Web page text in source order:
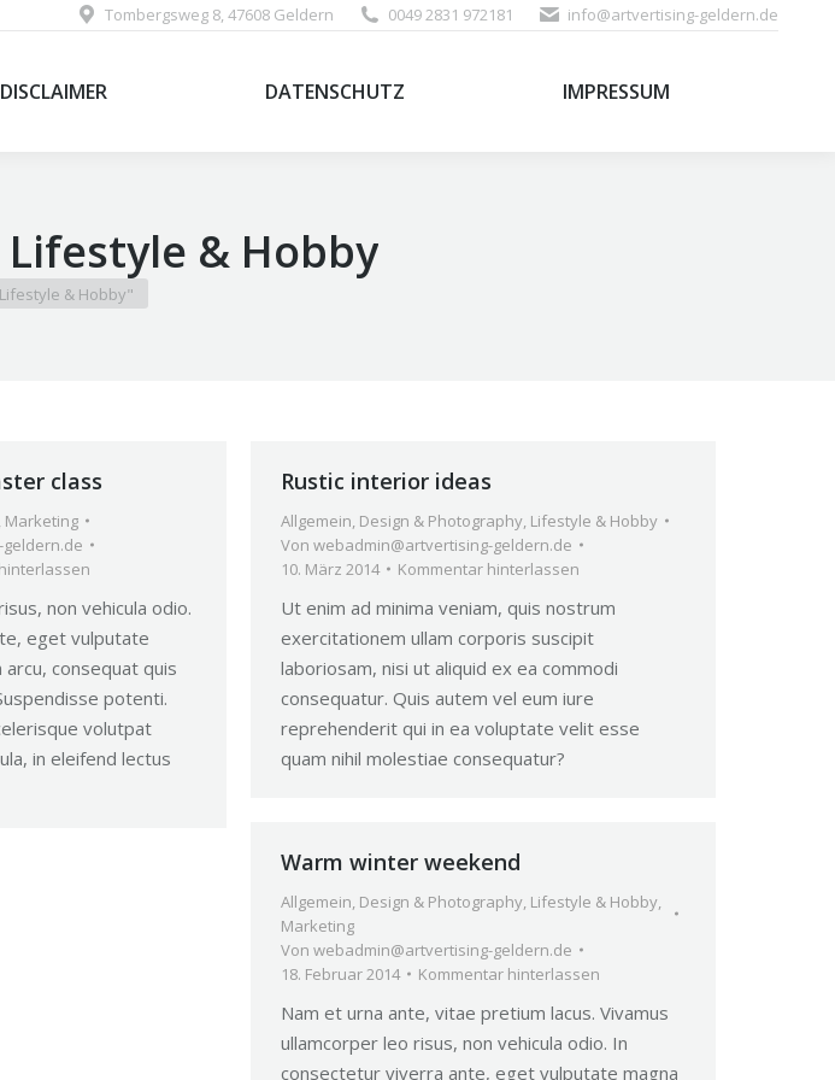
Tombergsweg 8, 47608 Geldern 0049 2831 972181 info@artvertising-geldern.de
DISCLAIMER DATENSCHUTZ IMPRESSUM
Lifestyle & Hobby
& Hobby"
class
, Marketing
non vehicula odio.
eget vulputate
arcu, consequat quis
potenti.
volutpat
in eleifend lectus
Rustic interior ideas
Allgemein, Design & Photography, Lifestyle & Hobby
Von webadmin@artvertising-geldern.de
10. März 2014
Kommentar hinterlassen
Ut enim ad minima veniam, quis nostrum
exercitationem ullam corporis suscipit
laboriosam, nisi ut aliquid ex ea commodi
consequatur. Quis autem vel eum iure
reprehenderit qui in ea voluptate velit esse
quam nihil molestiae consequatur?
Warm winter weekend
Allgemein, Design & Photography, Lifestyle & Hobby,
Marketing
Von webadmin@artvertising-geldern.de
18. Februar 2014
Kommentar hinterlassen
Nam et urna ante, vitae pretium lacus. Vivamus
ullamcorper leo risus, non vehicula odio. In
consectetur viverra ante, eget vulputate magna